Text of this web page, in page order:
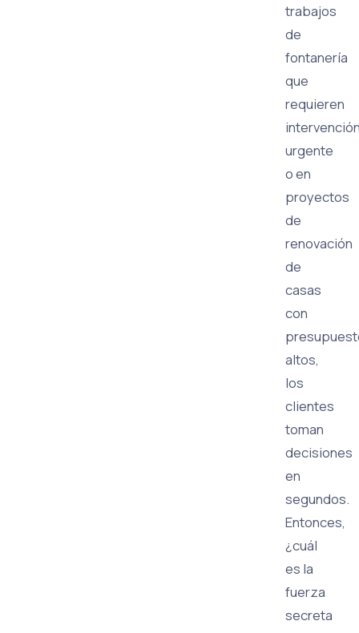
trabajos
de
fontanería
que
requieren
urgente
o en
proyectos
de
renovación
de
casas
con
altos,
los
clientes
toman
decisiones
en
segundos.
Entonces,
¿cuál
es la
fuerza
secreta